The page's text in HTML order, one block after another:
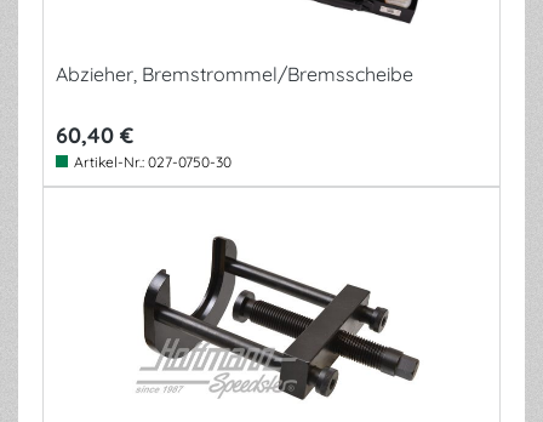
Abzieher, Bremstrommel/Bremsscheibe
60,40 €
Artikel-Nr.: 027-0750-30